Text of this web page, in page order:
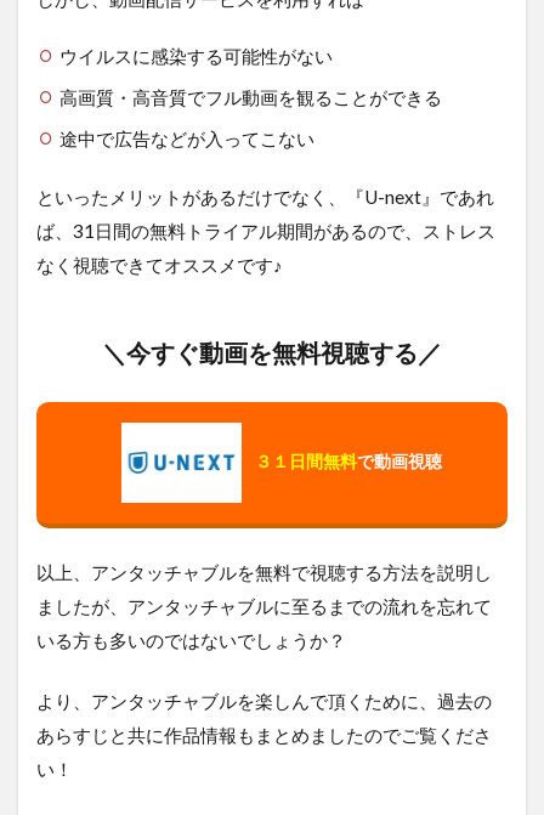
ウイルスに感染する可能性がない
高画質・高音質でフル動画を観ることができる
途中で広告などが入ってこない
といったメリットがあるだけでなく、『U-next』であれ
ば、31日間の無料トライアル期間があるので、ストレス
なく視聴できてオススメです♪
＼今すぐ動画を無料視聴する／
３１日間無料で動画視聴
以上、アンタッチャブルを無料で視聴する方法を説明し
ましたが、アンタッチャブルに至るまでの流れを忘れて
いる方も多いのではないでしょうか？
より、アンタッチャブルを楽しんで頂くために、過去の
あらすじと共に作品情報もまとめましたのでご覧くださ
い！